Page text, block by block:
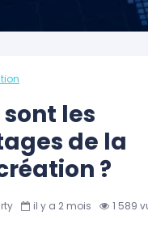
les
de la
?
il y a 2 mois 1 589